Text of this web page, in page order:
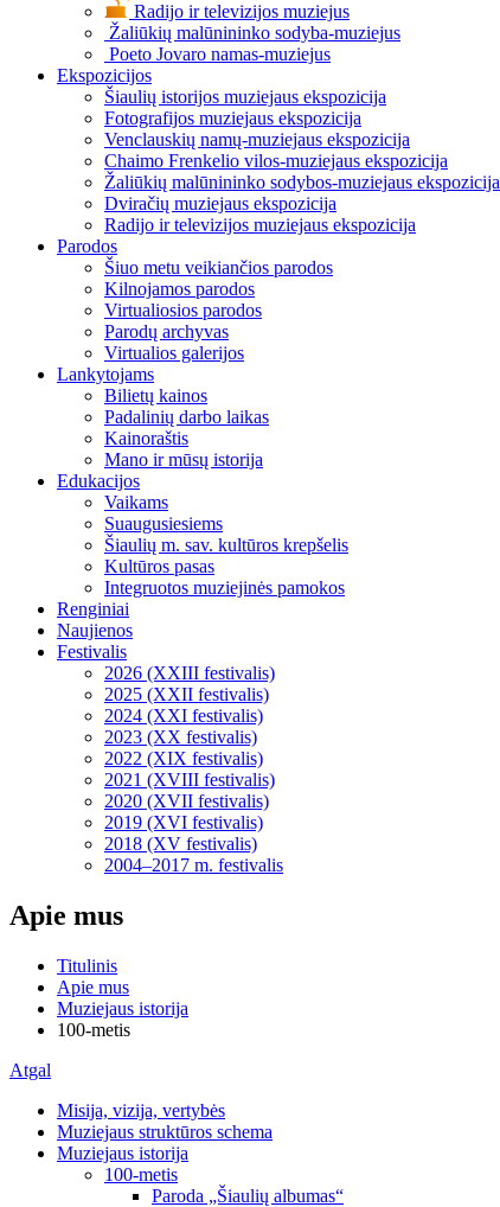
Radijo ir televizijos muziejus
Žaliūkių malūnininko sodyba-muziejus
Poeto Jovaro namas-muziejus
Ekspozicijos
Šiaulių istorijos muziejaus ekspozicija
Fotografijos muziejaus ekspozicija
Venclauskių namų-muziejaus ekspozicija
Chaimo Frenkelio vilos-muziejaus ekspozicija
Žaliūkių malūnininko sodybos-muziejaus ekspozicija
Dviračių muziejaus ekspozicija
Radijo ir televizijos muziejaus ekspozicija
Parodos
Šiuo metu veikiančios parodos
Kilnojamos parodos
Virtualiosios parodos
Parodų archyvas
Virtualios galerijos
Lankytojams
Bilietų kainos
Padalinių darbo laikas
Kainoraštis
Mano ir mūsų istorija
Edukacijos
Vaikams
Suaugusiesiems
Šiaulių m. sav. kultūros krepšelis
Kultūros pasas
Integruotos muziejinės pamokos
Renginiai
Naujienos
Festivalis
2026 (XXIII festivalis)
2025 (XXII festivalis)
2024 (XXI festivalis)
2023 (XX festivalis)
2022 (XIX festivalis)
2021 (XVIII festivalis)
2020 (XVII festivalis)
2019 (XVI festivalis)
2018 (XV festivalis)
2004–2017 m. festivalis
Apie mus
Titulinis
Apie mus
Muziejaus istorija
100-metis
Atgal
Misija, vizija, vertybės
Muziejaus struktūros schema
Muziejaus istorija
100-metis
Paroda „Šiaulių albumas“